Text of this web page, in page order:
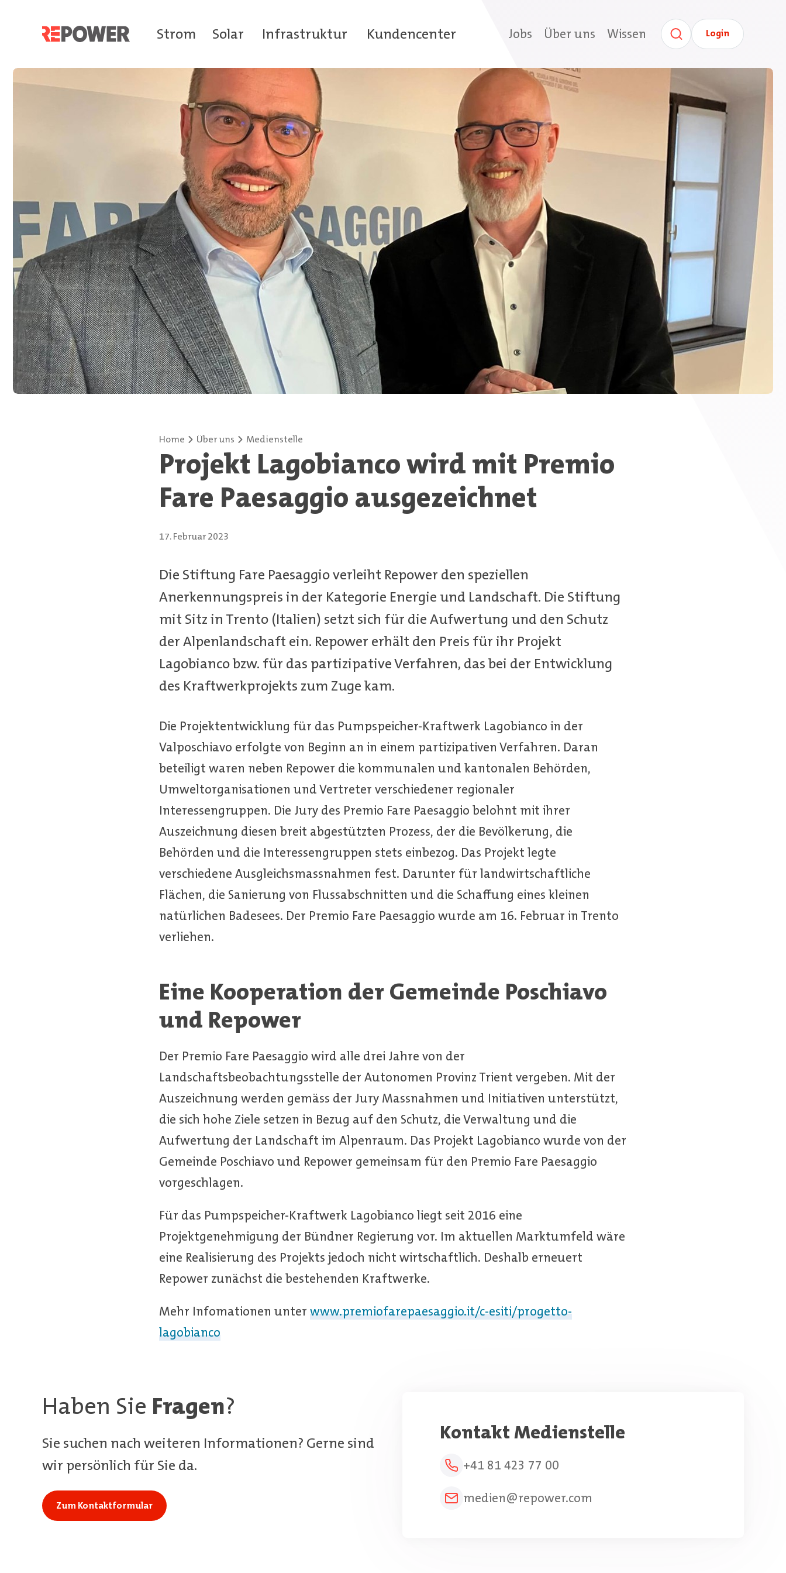
Jobs Über uns Wissen Login
Strom Solar Infrastruktur Kundencenter
Home Über uns Medienstelle
Projekt Lagobianco wird mit Premio
Fare Paesaggio ausgezeichnet
17. Februar 2023
Die Stiftung Fare Paesaggio verleiht Repower den speziellen
Anerkennungspreis in der Kategorie Energie und Landschaft. Die Stiftung
mit Sitz in Trento (Italien) setzt sich für die Aufwertung und den Schutz
der Alpenlandschaft ein. Repower erhält den Preis für ihr Projekt
Lagobianco bzw. für das partizipative Verfahren, das bei der Entwicklung
des Kraftwerkprojekts zum Zuge kam.
Die Projektentwicklung für das Pumpspeicher-Kraftwerk Lagobianco in der
Valposchiavo erfolgte von Beginn an in einem partizipativen Verfahren. Daran
beteiligt waren neben Repower die kommunalen und kantonalen Behörden,
Umweltorganisationen und Vertreter verschiedener regionaler
Interessengruppen. Die Jury des Premio Fare Paesaggio belohnt mit ihrer
Auszeichnung diesen breit abgestützten Prozess, der die Bevölkerung, die
Behörden und die Interessengruppen stets einbezog. Das Projekt legte
verschiedene Ausgleichsmassnahmen fest. Darunter für landwirtschaftliche
Flächen, die Sanierung von Flussabschnitten und die Schaffung eines kleinen
natürlichen Badesees. Der Premio Fare Paesaggio wurde am 16. Februar in Trento
verliehen.
Eine Kooperation der Gemeinde Poschiavo
und Repower
Der Premio Fare Paesaggio wird alle drei Jahre von der
Landschaftsbeobachtungsstelle der Autonomen Provinz Trient vergeben. Mit der
Auszeichnung werden gemäss der Jury Massnahmen und Initiativen unterstützt,
die sich hohe Ziele setzen in Bezug auf den Schutz, die Verwaltung und die
Aufwertung der Landschaft im Alpenraum. Das Projekt Lagobianco wurde von der
Gemeinde Poschiavo und Repower gemeinsam für den Premio Fare Paesaggio
vorgeschlagen.
Für das Pumpspeicher-Kraftwerk Lagobianco liegt seit 2016 eine
Projektgenehmigung der Bündner Regierung vor. Im aktuellen Marktumfeld wäre
eine Realisierung des Projekts jedoch nicht wirtschaftlich. Deshalb erneuert
Repower zunächst die bestehenden Kraftwerke.
Mehr Infomationen unterwww.premiofarepaesaggio.it/c-esiti/progetto-
lagobianco
Haben Sie Fragen?
Sie suchen nach weiteren Informationen? Gerne sind
wir persönlich für Sie da.
Zum Kontaktformular
Kontakt Medienstelle
+41 81 423 77 00
medien@repower.com